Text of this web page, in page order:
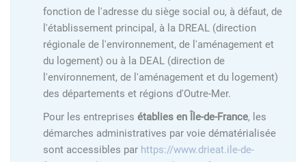
fonction de l'adresse du siège social ou, à défaut, de
l'établissement principal, à la DREAL (direction
régionale de l'environnement, de l'aménagement et
du logement) ou à la DEAL (direction de
l'environnement, de l'aménagement et du logement)
des départements et régions d'Outre-Mer.
Pour les entreprises établies en Île-de-France, les
démarches administratives par voie dématérialisée
sont accessibles par https://www.drieat.ile-de-